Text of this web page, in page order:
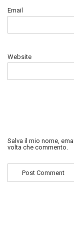
Email
Website
Salva il mio nome,
volta che commento.